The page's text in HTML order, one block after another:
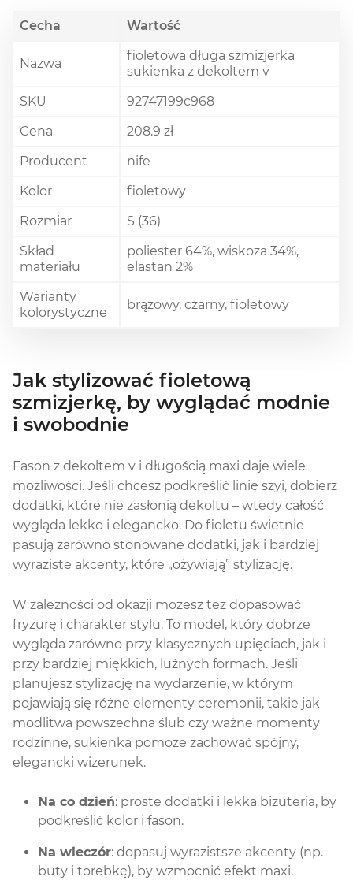
Cecha Wartość
Nazwa
fioletowa długa szmizjerka
sukienka z dekoltem v
SKU
92747199c968
Cena
208.9 zł
Producent
nife
Kolor
fioletowy
Rozmiar
S (36)
Skład
materiału
poliester 64%, wiskoza 34%,
elastan 2%
Warianty
kolorystyczne
brązowy, czarny, fioletowy
Jak stylizować fioletową
szmizjerkę, by wyglądać modnie
i swobodnie
Fason z dekoltem v i długością maxi daje wiele
możliwości. Jeśli chcesz podkreślić linię szyi, dobierz
dodatki, które nie zasłonią dekoltu – wtedy całość
wygląda lekko i elegancko. Do fioletu świetnie
pasują zarówno stonowane dodatki, jak i bardziej
wyraziste akcenty, które „ożywiają” stylizację.
W zależności od okazji możesz też dopasować
fryzurę i charakter stylu. To model, który dobrze
wygląda zarówno przy klasycznych upięciach, jak i
przy bardziej miękkich, luźnych formach. Jeśli
planujesz stylizację na wydarzenie, w którym
pojawiają się różne elementy ceremonii, takie jak
modlitwa powszechna ślub czy ważne momenty
rodzinne, sukienka pomoże zachować spójny,
elegancki wizerunek.
Na co dzień: proste dodatki i lekka biżuteria, by
podkreślić kolor i fason.
Na wieczór: dopasuj wyrazistsze akcenty (np.
buty i torebkę), by wzmocnić efekt maxi.